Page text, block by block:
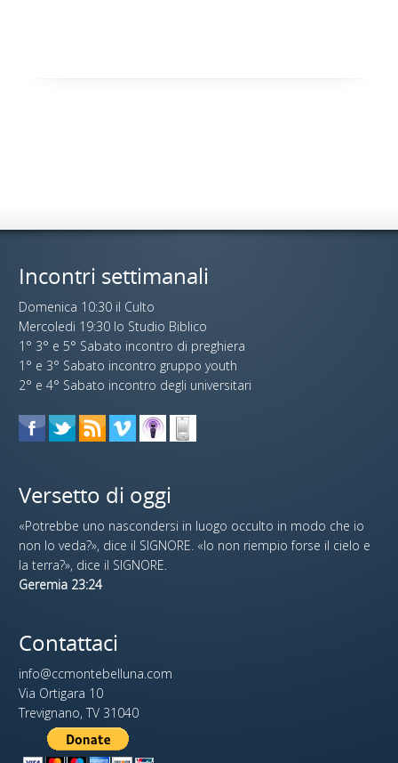
Incontri settimanali
Domenica 10:30 il Culto
Mercoledi 19:30 lo Studio Biblico
1° 3° e 5° Sabato incontro di preghiera
1° e 3° Sabato incontro gruppo youth
2° e 4° Sabato incontro degli universitari
Versetto di oggi
«Potrebbe uno nascondersi in luogo occulto in modo che io
non lo veda?», dice il SIGNORE. «Io non riempio forse il cielo e
la terra?», dice il SIGNORE.
Geremia 23:24
Contattaci
info@ccmontebelluna.com
Via Ortigara 10
Trevignano, TV 31040